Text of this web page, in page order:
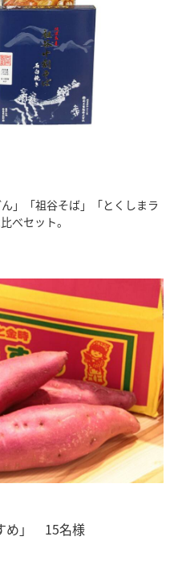
」「祖谷そば」「とくしまラ
べセット。
め」 15名様